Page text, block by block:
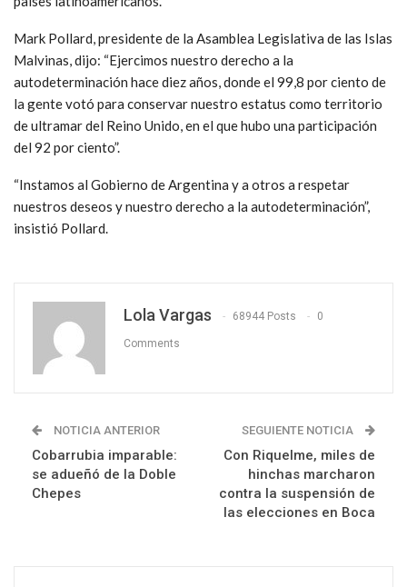
Mark Pollard, presidente de la Asamblea Legislativa de las Islas
Malvinas, dijo: “Ejercimos nuestro derecho a la
autodeterminación hace diez años, donde el 99,8 por ciento de
la gente votó para conservar nuestro estatus como territorio
de ultramar del Reino Unido, en el que hubo una participación
del 92 por ciento”.
“Instamos al Gobierno de Argentina y a otros a respetar
nuestros deseos y nuestro derecho a la autodeterminación”,
insistió Pollard.
Lola Vargas 68944 Posts 0
Comments
NOTICIA ANTERIOR
Cobarrubia imparable:
se adueñó de la Doble
Chepes
SEGUIENTE NOTICIA
Con Riquelme, miles de
hinchas marcharon
contra la suspensión de
las elecciones en Boca